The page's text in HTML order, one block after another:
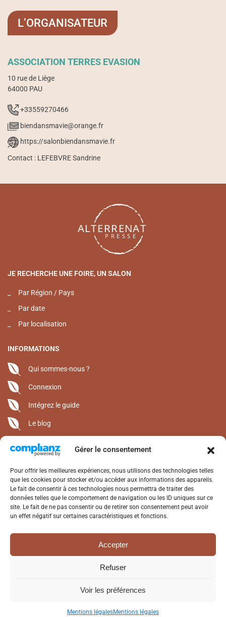
Gérer le consentement
Pour offrir les meilleures expériences, nous utilisons des technologies telles
que les cookies pour stocker et/ou accéder aux informations des appareils.
Le fait de consentir à ces technologies nous permettra de traiter des
données telles que le comportement de navigation ou les ID uniques sur ce
site. Le fait de ne pas consentir ou de retirer son consentement peut avoir
un effet négatif sur certaines caractéristiques et fonctions.
Accepter
Refuser
Voir les préférences
Mentions légalesMentions légales
L’ORGANISATEUR
ASSOCIATION TERRES EVASION
10 rue de Liège
64000 PAU
+33559270466
biendansmavie@orange.fr
https://salonbiendansmavie.fr
Contact : LEFEBVRE Sandrine
JE RECHERCHE UNE FOIRE, UN SALON
Par Région / Pays
Par date
Par localisation
INFORMATIONS
Qui sommes-nous ?
Connexion
Intégrez le guide
Le blog
CONTACT
Alterrenat Presse • 05 63 94 15 50
1400 Route de Saint-Michel
Lieu-Dit Alby 82120 Castéra-Bouzet
contact@alterrenat.com
www.alterrenat-presse.com
©2025 Alterrenat Presse. Tous droits réservés.
Midiconcept